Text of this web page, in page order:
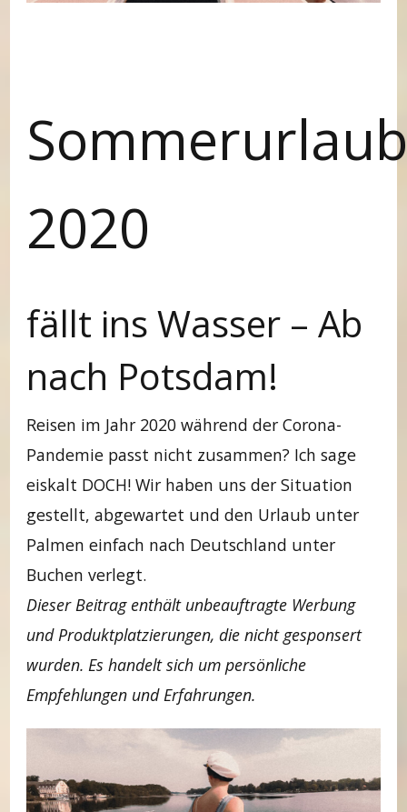
Sommerurlaub
2020
fällt ins Wasser – Ab
nach Potsdam!
Reisen im Jahr 2020 während der Corona-
Pandemie passt nicht zusammen? Ich sage
eiskalt DOCH! Wir haben uns der Situation
gestellt, abgewartet und den Urlaub unter
Palmen einfach nach Deutschland unter
Buchen verlegt.
Dieser Beitrag enthält unbeauftragte Werbung
und Produktplatzierungen, die nicht gesponsert
wurden. Es handelt sich um persönliche
Empfehlungen und Erfahrungen.